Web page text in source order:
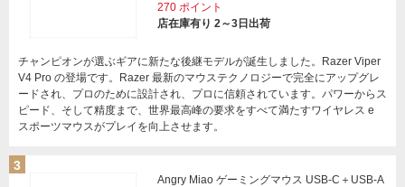
270 ポイント
店在庫有り 2～3日出荷
チャンピオンが選ぶギアに新たな後継モデルが誕生しました。Razer Viper
V4 Pro の登場です。Razer 最新のマウステクノロジーで完全にアップグレ
ードされ、プロのために設計され、プロに信頼されています。パワーからス
ピード、そして精度まで、世界最高峰の要求をすべて満たすワイヤレス e
スポーツマウスがプレイを向上させます。
3
Angry Miao ゲーミングマウス USB-C＋USB-A